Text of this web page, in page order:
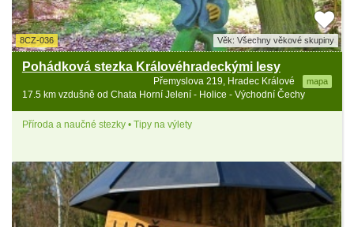
8CZ-036 Věk: Všechny věkové skupiny
Pohádková stezka Královéhradeckými lesy
Přemyslova 219, Hradec Králové mapa
17.5 km vzdušně od Chata Horní Jelení - Holice - Východní Čechy
Příroda a naučné stezky • Tipy na výlety